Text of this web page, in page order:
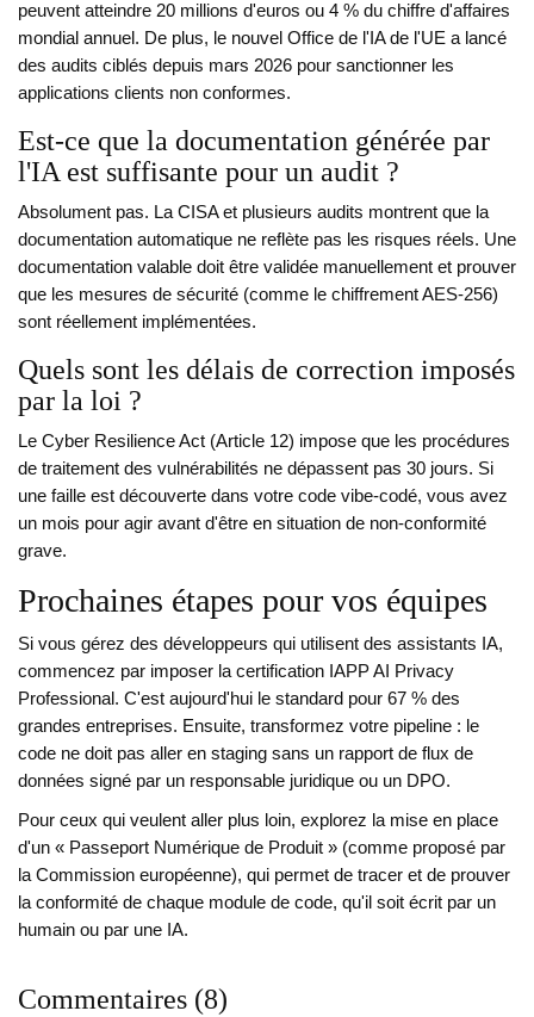
peuvent atteindre 20 millions d'euros ou 4 % du chiffre d'affaires
mondial annuel. De plus, le nouvel Office de l'IA de l'UE a lancé
des audits ciblés depuis mars 2026 pour sanctionner les
applications clients non conformes.
Est-ce que la documentation générée par
l'IA est suffisante pour un audit ?
Absolument pas. La CISA et plusieurs audits montrent que la
documentation automatique ne reflète pas les risques réels. Une
documentation valable doit être validée manuellement et prouver
que les mesures de sécurité (comme le chiffrement AES-256)
sont réellement implémentées.
Quels sont les délais de correction imposés
par la loi ?
Le Cyber Resilience Act (Article 12) impose que les procédures
de traitement des vulnérabilités ne dépassent pas 30 jours. Si
une faille est découverte dans votre code vibe-codé, vous avez
un mois pour agir avant d'être en situation de non-conformité
grave.
Prochaines étapes pour vos équipes
Si vous gérez des développeurs qui utilisent des assistants IA,
commencez par imposer la certification IAPP AI Privacy
Professional. C'est aujourd'hui le standard pour 67 % des
grandes entreprises. Ensuite, transformez votre pipeline : le
code ne doit pas aller en staging sans un rapport de flux de
données signé par un responsable juridique ou un DPO.
Pour ceux qui veulent aller plus loin, explorez la mise en place
d'un « Passeport Numérique de Produit » (comme proposé par
la Commission européenne), qui permet de tracer et de prouver
la conformité de chaque module de code, qu'il soit écrit par un
humain ou par une IA.
Commentaires (8)